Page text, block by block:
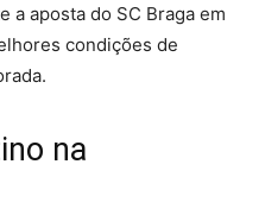
a aposta do SC Braga em
condições de
na